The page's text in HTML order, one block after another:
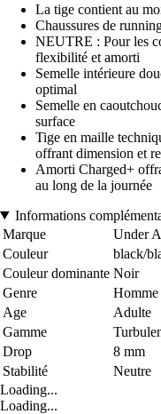
La tige contient au
Chaussures de
NEUTRE : Pour les
flexibilité et amorti
Semelle intérieure
optimal
Semelle en
surface
Tige en maille
offrant dimension et
Amorti Charged+
au long de la journée
Informations
Marque
Under
Couleur
black/
Couleur dominante Noir
Genre
Homme
Age
Adulte
Gamme
Drop
8 mm
Stabilité
Neutre
Loading...
Loading...